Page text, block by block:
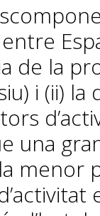
de la
i (ii)
una